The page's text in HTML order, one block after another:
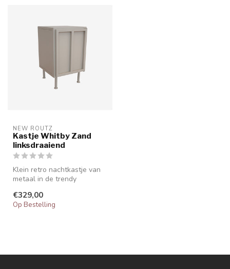
NEW ROUTZ
Kastje Whitby Zand
linksdraaiend
Klein retro nachtkastje van
metaal in de trendy
Achter ...
€329,00
Op Bestelling